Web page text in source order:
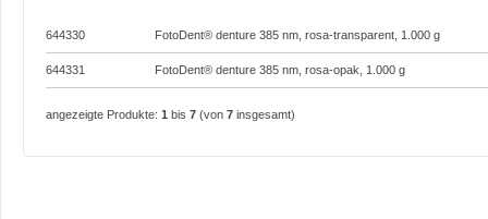
644330 FotoDent® denture 385 nm, rosa-transparent, 1.000 g
644331 FotoDent® denture 385 nm, rosa-opak, 1.000 g
angezeigte Produkte: 1 bis 7 (von 7 insgesamt)